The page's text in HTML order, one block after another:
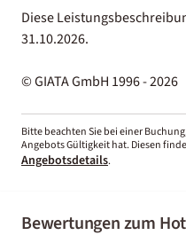
Diese
31.10.2026.
© GIATA GmbH 1996 - 2026
Bitte beachten Sie bei einer
Angebots Gültigkeit hat. Diesen
Angebotsdetails.
Bewertungen zum